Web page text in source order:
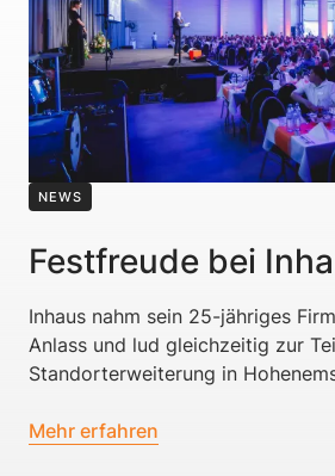
NEWS
Festfreude bei
Inhaus nahm sein 25-jähriges
Anlass und lud gleichzeitig zur
Standorterweiterung in
Mehr erfahren